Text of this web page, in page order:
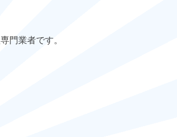
門業者です。